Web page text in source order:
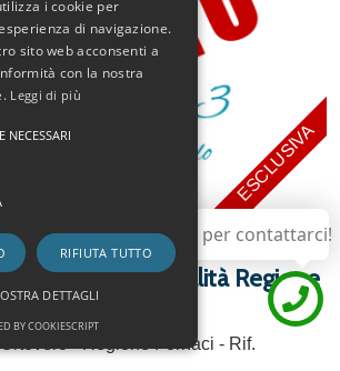
ESCLUSIVA
in vendita 34 m²
Ortovero, località Regione
- Regione Fornaci - Rif.
questo pulsante per contattarci!
i cookie per
di navigazione.
sito web acconsenti a
con la nostra
Leggi di più
NECESSARI
RIFIUTA TUTTO
DETTAGLI
BY COOKIESCRIPT